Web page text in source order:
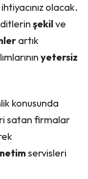
olacak.
şekilve
artık
yetersiz
konusunda
satan firmalar
servisleri